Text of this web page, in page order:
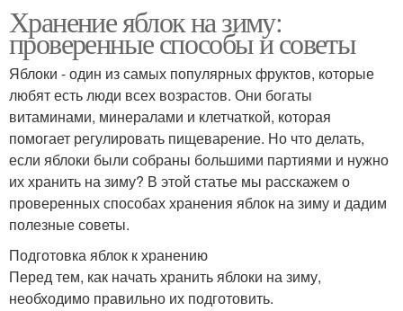
Хранение яблок на зиму:
проверенные способы и советы
Яблоки - один из самых популярных фруктов, которые
любят есть люди всех возрастов. Они богаты
витаминами, минералами и клетчаткой, которая
помогает регулировать пищеварение. Но что делать,
если яблоки были собраны большими партиями и нужно
их хранить на зиму? В этой статье мы расскажем о
проверенных способах хранения яблок на зиму и дадим
полезные советы.
Подготовка яблок к хранению
Перед тем, как начать хранить яблоки на зиму,
необходимо правильно их подготовить.